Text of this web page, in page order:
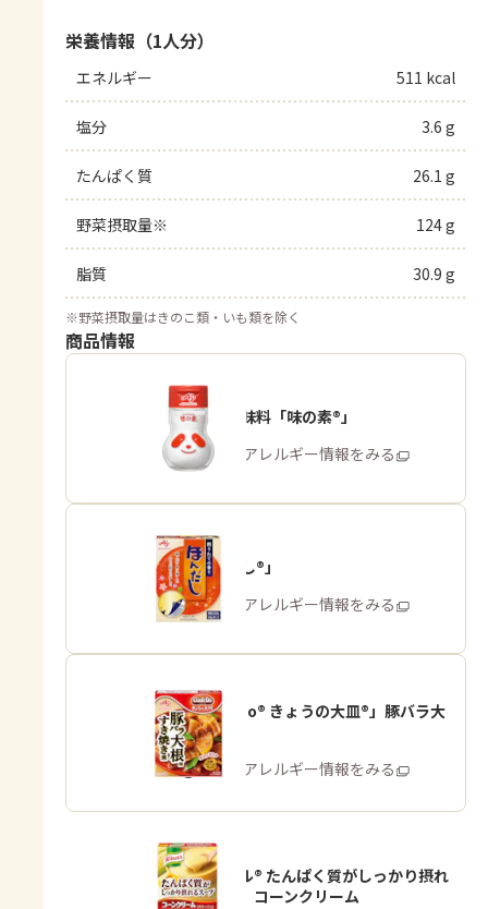
栄養情報（1人分）
エネルギー 511 kcal
塩分 3.6 g
たんぱく質 26.1 g
野菜摂取量※ 124 g
脂質 30.9 g
※野菜摂取量はきのこ類・いも類を除く
商品情報
うま味調味料「味の素®」
商品・アレルギー情報をみる
「ほんだし®」
商品・アレルギー情報をみる
「Cook Do® きょうの大皿®」豚バラ大
根用
商品・アレルギー情報をみる
「クノール® たんぱく質がしっかり摂れ
るスープ」コーンクリーム